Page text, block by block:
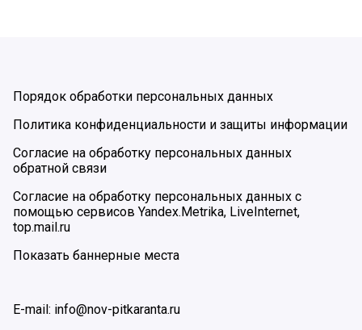
Порядок обработки персональных данных
Политика конфиденциальности и защиты информации
Согласие на обработку персональных данных
обратной связи
Согласие на обработку персональных данных с
помощью сервисов Yandex.Metrika, LiveInternet,
top.mail.ru
Показать баннерные места
E-mail: info@nov-pitkaranta.ru